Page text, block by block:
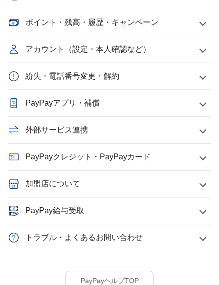
ポイント・残高・履歴・キャンペーン
アカウント（設定・本人確認など）
紛失・電話番号変更・解約
PayPayアプリ・補償
外部サービス連携
PayPayクレジット・PayPayカード
加盟店について
PayPay給与受取
トラブル・よくあるお問い合わせ
PayPayヘルプTOP